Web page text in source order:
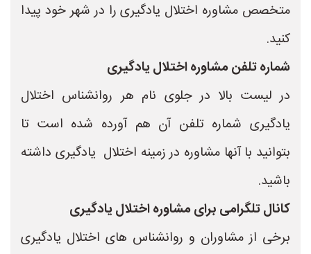
متخصص مشاوره اختلال یادگیری را در شهر خود پیدا
کنید.
شماره تلفن مشاوره اختلال یادگیری
در لیست بالا در جلوی نام هر روانشناس اختلال
یادگیری شماره تلفن آن هم آورده شده است تا
بتوانید با آنها مشاوره در زمینه اختلال یادگیری داشته
باشید.
کانال تلگرامی برای مشاوره اختلال یادگیری
برخی از مشاوران و روانشناس های اختلال یادگیری